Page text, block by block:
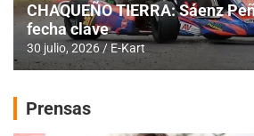
CHAQUEÑO TIERRA: Sáenz
fecha clave
30 julio, 2026 E-Kart
Prensas